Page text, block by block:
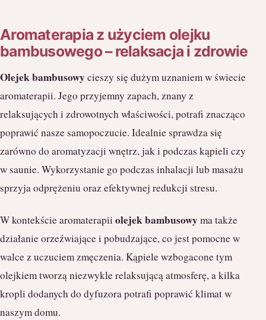
Aromaterapia z użyciem olejku
bambusowego – relaksacja i zdrowie
Olejek bambusowycieszy się dużym uznaniem w świecie
aromaterapii. Jego przyjemny zapach, znany z
relaksujących i zdrowotnych właściwości, potrafi znacząco
poprawić nasze samopoczucie. Idealnie sprawdza się
zarówno do aromatyzacji wnętrz, jak i podczas kąpieli czy
w saunie. Wykorzystanie go podczas inhalacji lub masażu
sprzyja odprężeniu oraz efektywnej redukcji stresu.
W kontekście aromaterapii olejek bambusowyma także
działanie orzeźwiające i pobudzające, co jest pomocne w
walce z uczuciem zmęczenia. Kąpiele wzbogacone tym
olejkiem tworzą niezwykle relaksującą atmosferę, a kilka
kropli dodanych do dyfuzora potrafi poprawić klimat w
naszym domu.